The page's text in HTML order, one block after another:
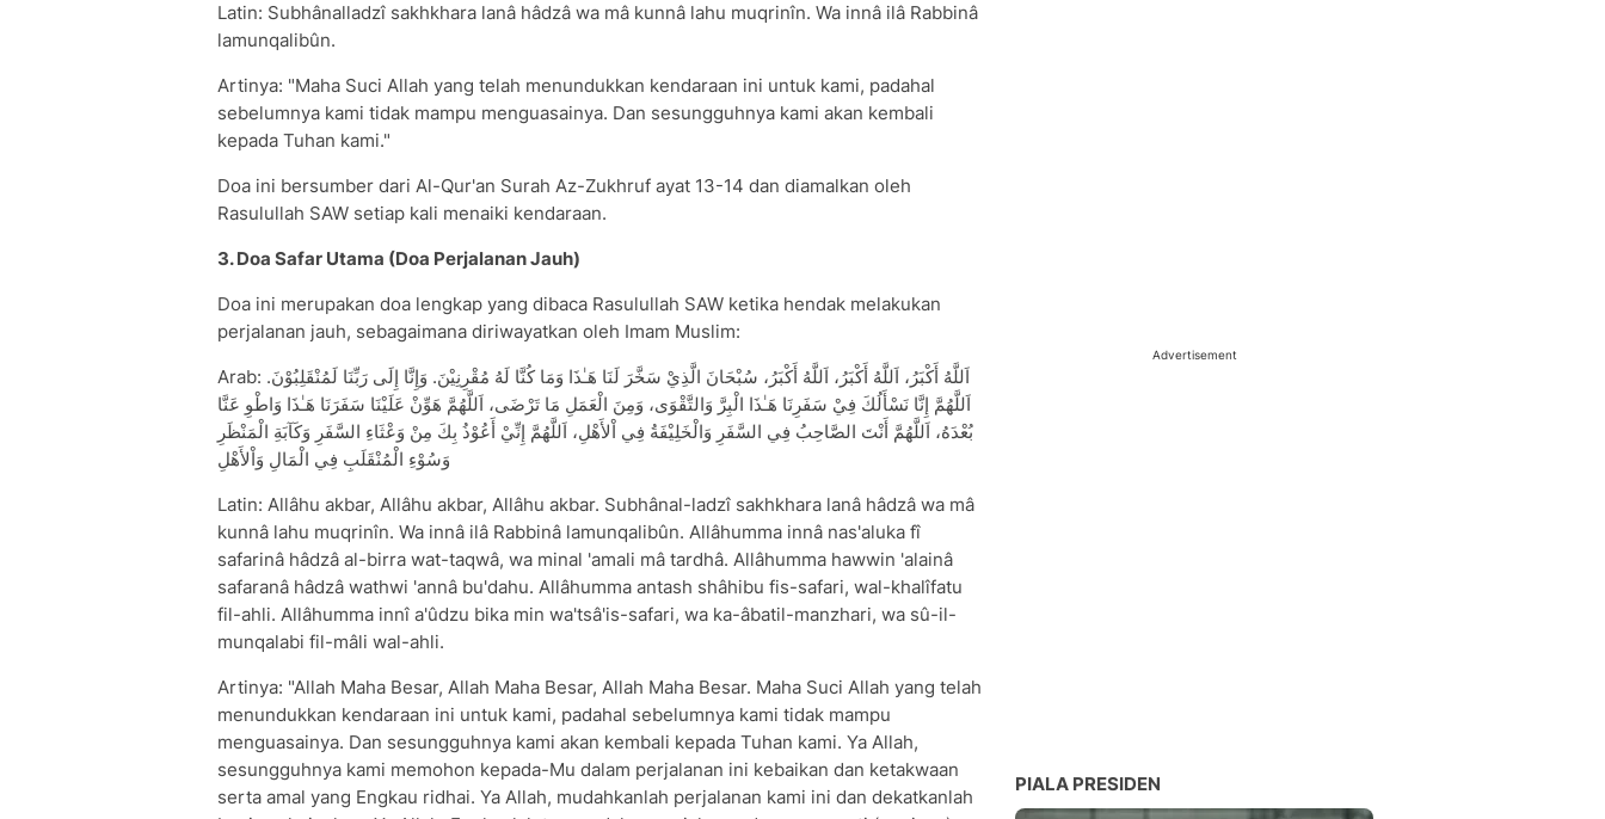
Latin: Subhânalladzî sakhkhara lanâ hâdzâ wa mâ kunnâ lahu muqrinîn. Wa innâ ilâ Rabbinâ
lamunqalibûn.
Artinya: "Maha Suci Allah yang telah menundukkan kendaraan ini untuk kami, padahal
sebelumnya kami tidak mampu menguasainya. Dan sesungguhnya kami akan kembali
kepada Tuhan kami."
Doa ini bersumber dari Al-Qur'an Surah Az-Zukhruf ayat 13-14 dan diamalkan oleh
Rasulullah SAW setiap kali menaiki kendaraan.
3. Doa Safar Utama (Doa Perjalanan Jauh)
Doa ini merupakan doa lengkap yang dibaca Rasulullah SAW ketika hendak melakukan
perjalanan jauh, sebagaimana diriwayatkan oleh Imam Muslim:
Arab: اَللَّهُ أَكْبَرُ، اَللَّهُ أَكْبَرُ، اَللَّهُ أَكْبَرُ، سُبْحَانَ الَّذِيْ سَخَّرَ لَنَا هَـٰذَا وَمَا كُنَّا لَهُ مُقْرِنِيْنَ. وَإِنَّا إِلَى رَبِّنَا لَمُنْقَلِبُوْنَ.
اَللَّهُمَّ إِنَّا نَسْأَلُكَ فِيْ سَفَرِنَا هَـٰذَا الْبِرَّ وَالتَّقْوَى، وَمِنَ الْعَمَلِ مَا تَرْضَى، اَللَّهُمَّ هَوِّنْ عَلَيْنَا سَفَرَنَا هَـٰذَا وَاطْوِ عَنَّا
بُعْدَهُ، اَللَّهُمَّ أَنْتَ الصَّاحِبُ فِي السَّفَرِ وَالْخَلِيْفَةُ فِي اْلأَهْلِ، اَللَّهُمَّ إِنِّيْ أَعُوْذُ بِكَ مِنْ وَعْثَاءِ السَّفَرِ وَكَآبَةِ الْمَنْظَرِ
وَسُوْءِ الْمُنْقَلَبِ فِي الْمَالِ وَاْلأَهْلِ
Latin: Allâhu akbar, Allâhu akbar, Allâhu akbar. Subhânal-ladzî sakhkhara lanâ hâdzâ wa mâ
kunnâ lahu muqrinîn. Wa innâ ilâ Rabbinâ lamunqalibûn. Allâhumma innâ nas'aluka fî
safarinâ hâdzâ al-birra wat-taqwâ, wa minal 'amali mâ tardhâ. Allâhumma hawwin 'alainâ
safaranâ hâdzâ wathwi 'annâ bu'dahu. Allâhumma antash shâhibu fis-safari, wal-khalîfatu
fil-ahli. Allâhumma innî a'ûdzu bika min wa'tsâ'is-safari, wa ka-âbatil-manzhari, wa sû-il-
munqalabi fil-mâli wal-ahli.
Artinya: "Allah Maha Besar, Allah Maha Besar, Allah Maha Besar. Maha Suci Allah yang telah
menundukkan kendaraan ini untuk kami, padahal sebelumnya kami tidak mampu
menguasainya. Dan sesungguhnya kami akan kembali kepada Tuhan kami. Ya Allah,
sesungguhnya kami memohon kepada-Mu dalam perjalanan ini kebaikan dan ketakwaan
serta amal yang Engkau ridhai. Ya Allah, mudahkanlah perjalanan kami ini dan dekatkanlah
Advertisement
PIALA PRESIDEN